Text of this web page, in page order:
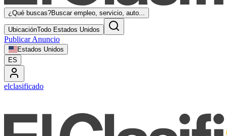
¿Qué buscas?Buscar empleo, servicio, auto...
UbicaciónTodo Estados Unidos
Publicar Anuncio
Estados Unidos
ES
elclasificado